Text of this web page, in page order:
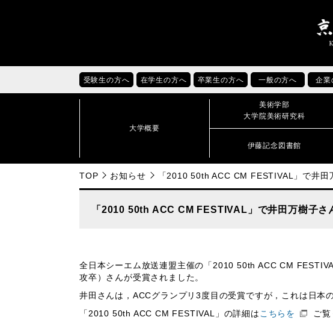
受験生の方へ 在学生の方へ 卒業生の方へ 一般の方へ 企業
大学概要
美術学部
大学院美術研究科
伊藤記念図書館
TOP お知らせ 「2010 50th ACC CM FESTIVAL」で井
「2010 50th ACC CM FESTIVAL」で井田万樹子さ
全日本シーエム放送連盟主催の「2010 50th ACC CM
攻卒）さんが受賞されました。
井田さんは，ACCグランプリ3度目の受賞ですが，これは日本
「2010 50th ACC CM FESTIVAL」の詳細は こちらを ご覧